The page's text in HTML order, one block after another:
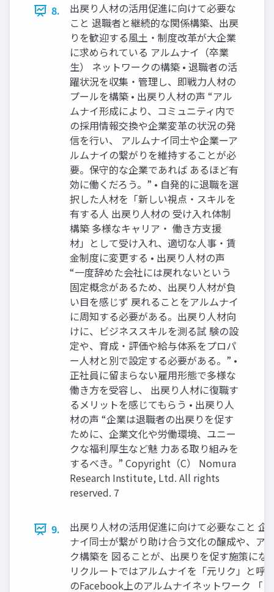
8.
出戻り人材の活用促進に向けて必要な
こと 退職者と継続的な関係構築、出戻
りを歓迎する風土・制度改革が大企業
に求められている アルムナイ（卒業
生） ネットワークの構築 • 退職者の活
躍状況を収集・管理し、即戦力人材の
プールを構築 • 出戻り人材の声 “アル
ムナイ形成により、コミュニティ内で
の採用情報交換や企業変革の状況の発
信を行い、 アルムナイ同士や企業ーア
ルムナイの繋がりを維持することが必
要。保守的な企業であれば あるほど有
効に働くだろう。” • 自発的に退職を選
択した人材を「新しい視点・スキルを
有する人 出戻り人材の 受け入れ体制
構築 多様なキャリア・ 働き方支援
材」として受け入れ、適切な人事・賃
金制度に変更する • 出戻り人材の声
“一度辞めた会社には戻れないという
固定概念があるため、出戻り人材が負
い目を感じず 戻れることをアルムナイ
に周知する必要がある。出戻り人材向
けに、ビジネススキルを測る試 験の設
定や、育成・評価や給与体系をプロパ
ー人材と別で設定する必要がある。” •
正社員に留まらない雇用形態で多様な
働き方を受容し、 出戻り人材に復職す
るメリットを感じてもらう • 出戻り人
材の声 “企業は退職者の出戻りを促す
ために、企業文化や労働環境、ユニー
クな福利厚生など魅 力ある取り組みを
するべき。” Copyright（C） Nomura
Research Institute, Ltd. All rights
reserved. 7
9.
出戻り人材の活用促進に向けて必要なこと 企
ナイ同士が繋がり助け合う文化の醸成や、ア
ク構築を 図ることが、出戻りを促す施策にな
リクルートではアルムナイを「元リク」と呼
のFacebook上のアルムナイネットワーク 「